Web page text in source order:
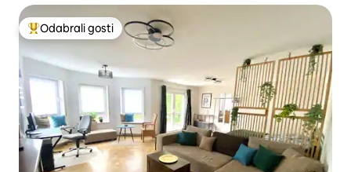
Među najviše rangiranima s oznakom „Odabrali gosti”
Odabrali gosti